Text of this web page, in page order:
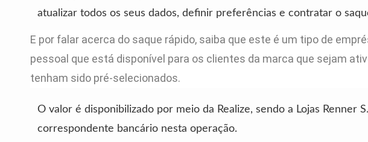
atualizar todos os seus dados, definir preferências e contratar o
E por falar acerca do saque rápido, saiba que este é um tipo de
pessoal que está disponível para os clientes da marca que sejam
tenham sido pré-selecionados.
O valor é disponibilizado por meio da Realize, sendo a Lojas Renner
correspondente bancário nesta operação.